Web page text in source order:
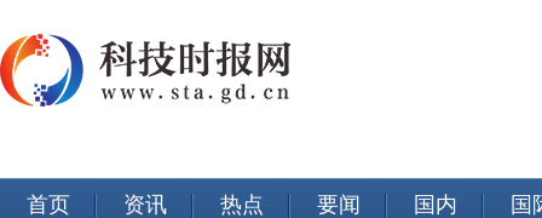
首页 资讯 热点 要闻 国内 国